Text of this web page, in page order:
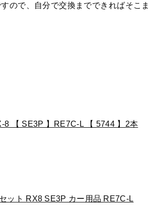
ので、自分で交換までできればそこま
8 【 SE3P 】RE7C-L 【 5744 】2本
ット RX8 SE3P カー用品 RE7C-L